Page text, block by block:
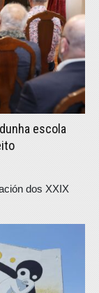
escola
dos XXIX